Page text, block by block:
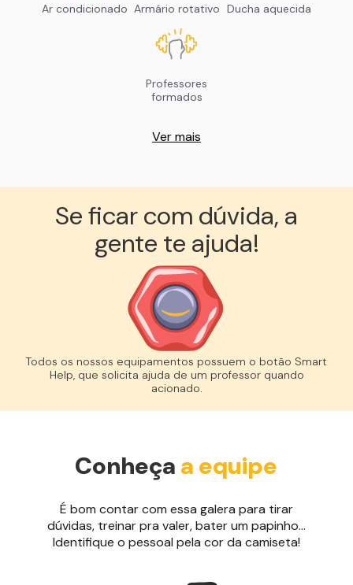
Ar condicionado Armário rotativo Ducha aquecida
Professores
formados
Ver mais
Se ficar com dúvida, a
gente te ajuda!︎
Todos os nossos equipamentos possuem o botão Smart
Help, que solicita ajuda de um professor quando
acionado.
Conheça a equipe
É bom contar com essa galera para tirar
dúvidas, treinar pra valer, bater um papinho...
Identifique o pessoal pela cor da camiseta!